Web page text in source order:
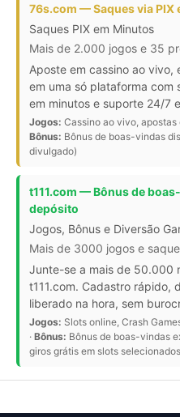
76s.com — Saques via PIX
Saques PIX em Minutos
Mais de 2.000 jogos e 35
Aposte em cassino ao vivo,
em uma só plataforma com
em minutos e suporte 24/7
Jogos: Cassino ao vivo, apostas
Bônus: Bônus de boas-vindas
divulgado)
t111.com — Bônus de
depósito
Jogos, Bônus e Diversão
Mais de 3000 jogos e
Junte-se a mais de 50.000
t111.com. Cadastro rápido,
liberado na hora, sem
Jogos: Slots online, Crash
· Bônus: Bônus de boas-vindas
giros grátis em slots selecionados